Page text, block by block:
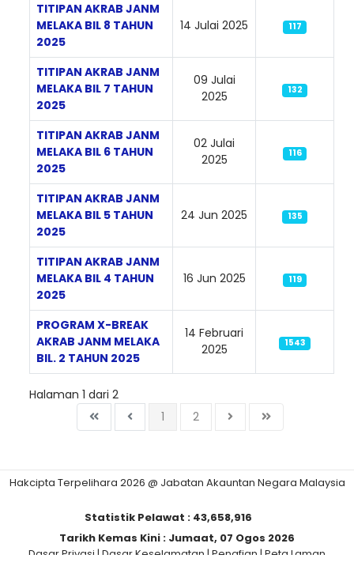
TITIPAN AKRAB JANM
MELAKA BIL 8 TAHUN
2025
14 Julai 2025 117
TITIPAN AKRAB JANM
MELAKA BIL 7 TAHUN
2025
09 Julai
2025
132
TITIPAN AKRAB JANM
MELAKA BIL 6 TAHUN
2025
02 Julai
2025
116
TITIPAN AKRAB JANM
MELAKA BIL 5 TAHUN
2025
24 Jun 2025 135
TITIPAN AKRAB JANM
MELAKA BIL 4 TAHUN
2025
16 Jun 2025 119
PROGRAM X-BREAK
AKRAB JANM MELAKA
BIL. 2 TAHUN 2025
14 Februari
2025
1543
Halaman 1 dari 2
1
2
Hakcipta Terpelihara 2026 @ Jabatan Akauntan Negara Malaysia
Statistik Pelawat : 43,658,916
Tarikh Kemas Kini : Jumaat, 07 Ogos 2026
Dasar Privasi | Dasar Keselamatan | Penafian | Peta Laman